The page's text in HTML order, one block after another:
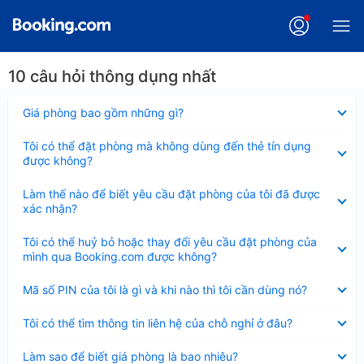
10 câu hỏi thông dụng nhất
Giá phòng bao gồm những gì?
thu
Tôi có thể đặt phòng mà không dùng đến thẻ tín dụng
được không?
thu
gọn
Làm thế nào để biết yêu cầu đặt phòng của tôi đã được
xác nhận?
thu
gọn
Tôi có thể huỷ bỏ hoặc thay đổi yêu cầu đặt phòng của
mình qua Booking.com được không?
thu
gọn
Mã số PIN của tôi là gì và khi nào thì tôi cần dùng nó?
thu
Tôi có thể tìm thông tin liên hệ của chỗ nghỉ ở đâu?
thu
Làm sao để biết giá phòng là bao nhiêu?
thu